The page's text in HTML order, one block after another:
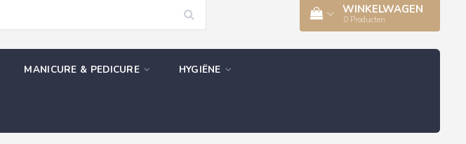
WINKELWAGEN
0 Producten
MANICURE & PEDICURE HYGIËNE